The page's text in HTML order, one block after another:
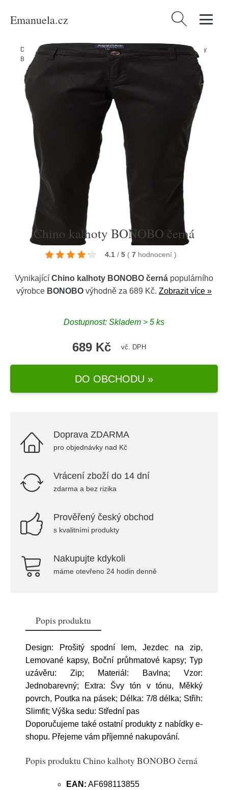
Emanuela.cz Vyhledávání
Domů/ Produkty Oblečení/Kalhoty
Chino kalhoty
BONOBO černá
Chino kalhoty BONOBO černá
4.1 / 5 ( 7 hodnocení )
Vynikající Chino kalhoty BONOBO černá populárního
výrobce BONOBO výhodně za 689 Kč. Zobrazit více »
Dostupnost: Skladem > 5 ks
689 Kč vč. DPH
DO OBCHODU »
Doprava ZDARMA
pro objednávky nad Kč
Vrácení zboží do 14 dní
zdarma a bez rizika
Prověřený český obchod
s kvalitními produkty
Nakupujte kdykoli
máme otevřeno 24 hodin denně
Popis produktu
Design: Prošitý spodní lem, Jezdec na zip,
Lemované kapsy, Boční průhmatové kapsy; Typ
uzávěru: Zip; Materiál: Bavlna; Vzor:
Jednobarevný; Extra: Švy tón v tónu, Měkký
povrch, Poutka na pásek; Délka: 7/8 délka; Střih:
Slimfit; Výška sedu: Střední pas
Doporučujeme také ostatní produkty z nabídky e-
shopu. Přejeme vám příjemné nakupování.
Popis produktu Chino kalhoty BONOBO černá
EAN: AF698113855